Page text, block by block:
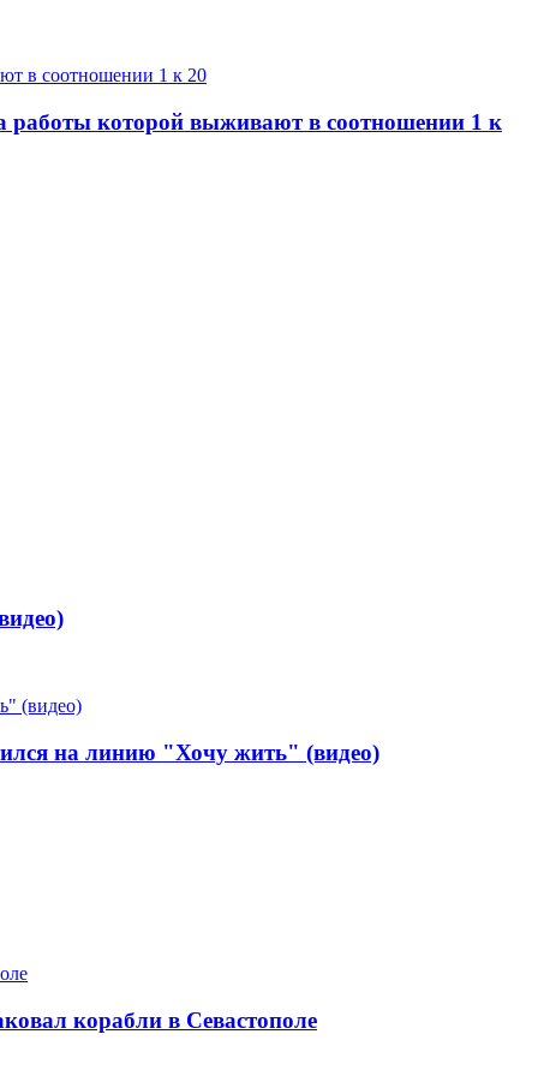
работы которой выживают в соотношении 1 к
на линию "Хочу жить" (видео)
корабли в Севастополе